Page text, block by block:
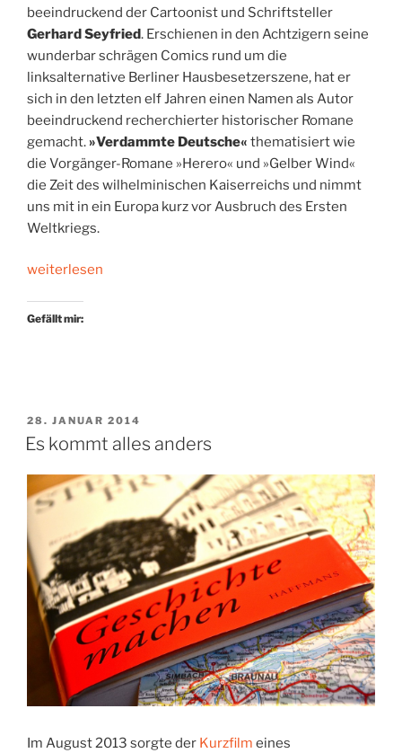
beeindruckend der Cartoonist und Schriftsteller
Gerhard Seyfried. Erschienen in den Achtzigern seine
wunderbar schrägen Comics rund um die
linksalternative Berliner Hausbesetzerszene, hat er
sich in den letzten elf Jahren einen Namen als Autor
beeindruckend recherchierter historischer Romane
gemacht. »Verdammte Deutsche« thematisiert wie
die Vorgänger-Romane »Herero« und »Gelber Wind«
die Zeit des wilhelminischen Kaiserreichs und nimmt
uns mit in ein Europa kurz vor Ausbruch des Ersten
Weltkriegs.
„Made
Germany“
weiterlesen
Gefällt mir:
VERÖFFENTLICHT
AM
28. JANUAR 2014
Es kommt alles anders
Im August 2013 sorgte der Kurzfilm eines